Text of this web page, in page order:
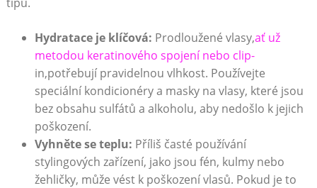
Hydratace je klíčová: Prodloužené vlasy,ať už
metodou keratinového spojení nebo clip-
in,potřebují pravidelnou vlhkost. Používejte
speciální kondicionéry a masky na vlasy, které jsou
bez obsahu sulfátů a alkoholu, aby nedošlo k jejich
poškození.
Vyhněte se teplu: Příliš časté používání
stylingových zařízení, jako jsou fén, kulmy nebo
žehličky, může vést k poškození vlasů. Pokud je to